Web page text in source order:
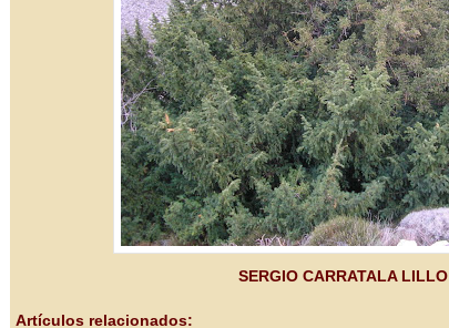
SERGIO CARRATALA LILLO
Artículos relacionados: